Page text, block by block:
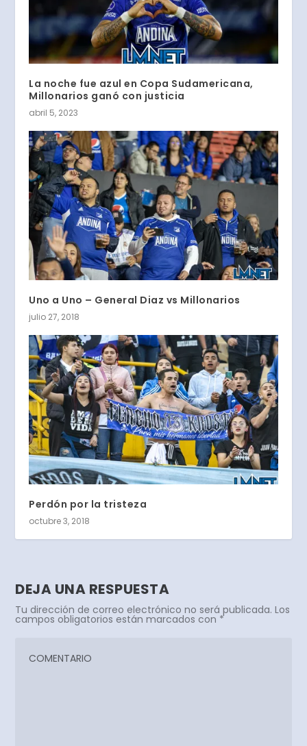
La noche fue azul en Copa Sudamericana,
Millonarios ganó con justicia
abril 5, 2023
Uno a Uno – General Diaz vs Millonarios
julio 27, 2018
Perdón por la tristeza
octubre 3, 2018
DEJA UNA RESPUESTA
Tu dirección de correo electrónico no será publicada. Los
campos obligatorios están marcados con *